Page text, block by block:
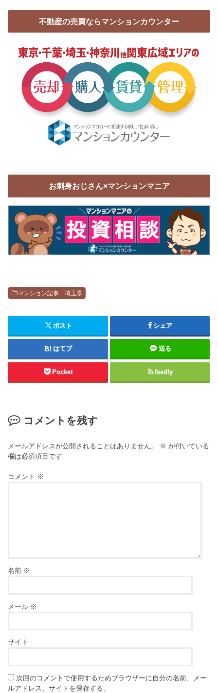
不動産の売買ならマンションカウンター
お刺身おじさん×マンションマニア
マンション記事 埼玉県
ポスト シェア
はてブ 送る
Pocket feedly
コメントを残す
メールアドレスが公開されることはありません。 ※ が付いている
欄は必須項目です
コメント ※
名前 ※
メール ※
サイト
次回のコメントで使用するためブラウザーに自分の名前、メー
ルアドレス、サイトを保存する。